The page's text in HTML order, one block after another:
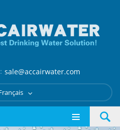
sale@accairwater.com